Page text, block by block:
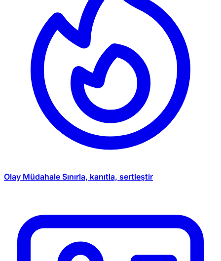
Olay Müdahale Sınırla, kanıtla, sertleştir